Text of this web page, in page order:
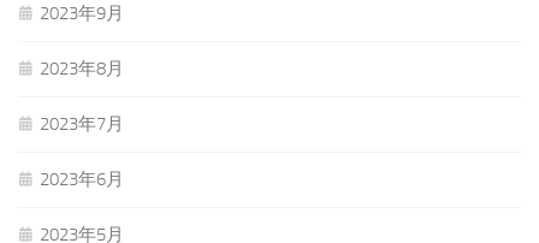
2023年9月
2023年8月
2023年7月
2023年6月
2023年5月